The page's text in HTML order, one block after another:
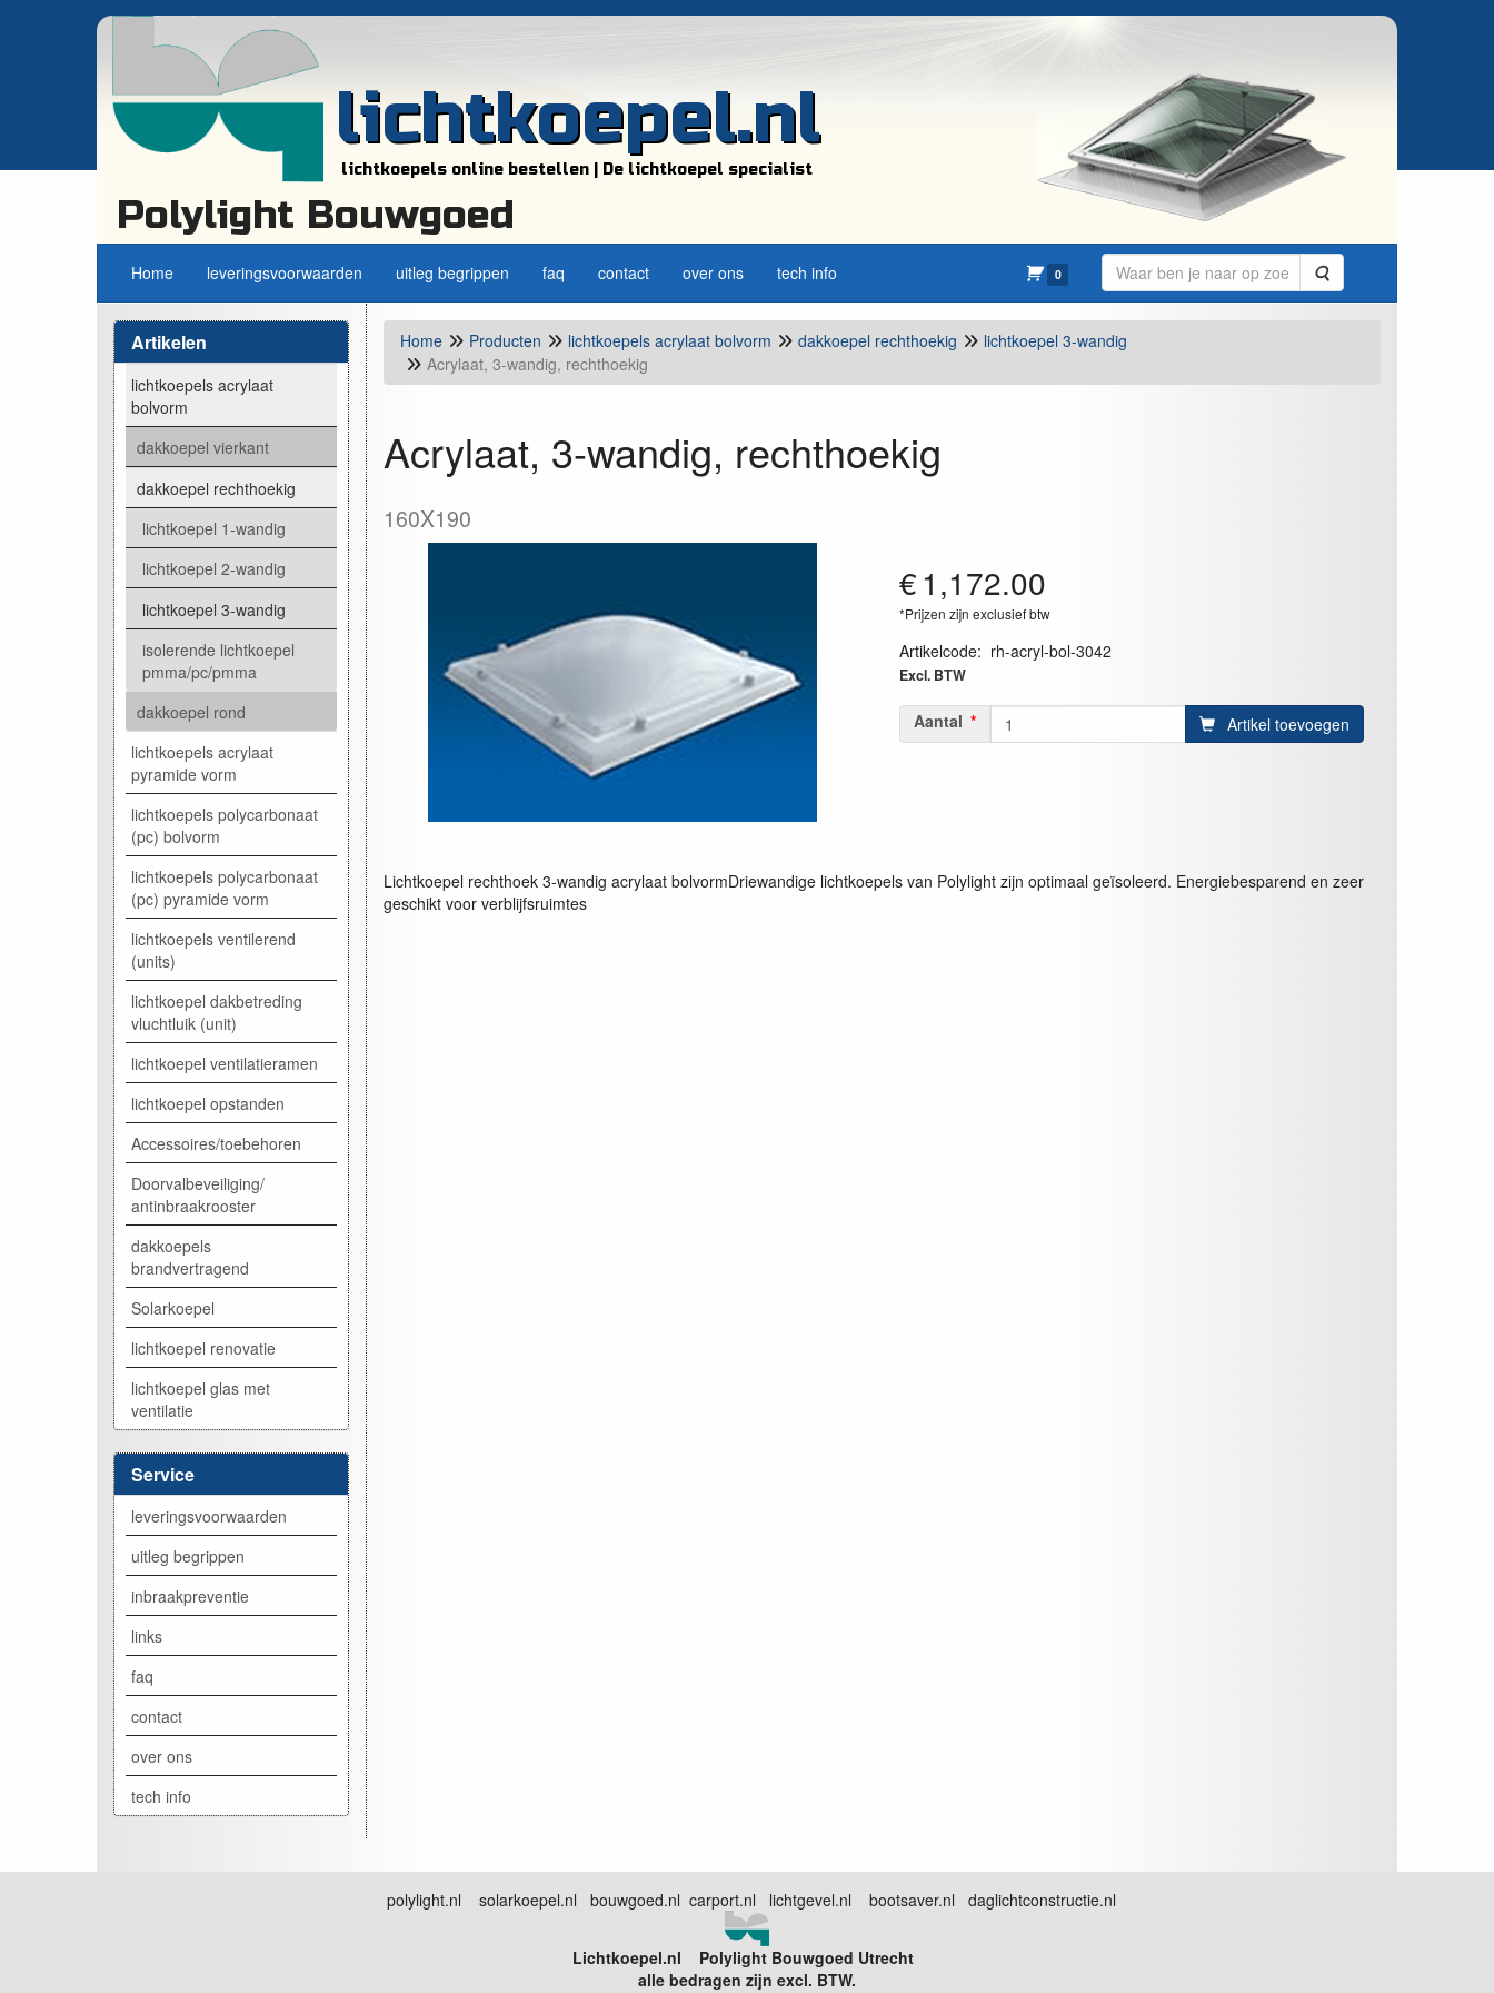
lichtkoepel.nl
lichtkoepels online bestellen | De lichtkoepel specialist
Polylight Bouwgoed
Home leveringsvoorwaarden uitleg begrippen faq contact over ons tech info 0 Zoeken
Artikelen
lichtkoepels acrylaat
bolvorm
dakkoepel vierkant
dakkoepel rechthoekig
lichtkoepel 1-wandig
lichtkoepel 2-wandig
lichtkoepel 3-wandig
isolerende lichtkoepel
pmma/pc/pmma
dakkoepel rond
lichtkoepels acrylaat
pyramide vorm
lichtkoepels polycarbonaat
(pc) bolvorm
lichtkoepels polycarbonaat
(pc) pyramide vorm
lichtkoepels ventilerend
(units)
lichtkoepel dakbetreding
vluchtluik (unit)
lichtkoepel ventilatieramen
lichtkoepel opstanden
Accessoires/toebehoren
Doorvalbeveiliging/
antinbraakrooster
dakkoepels
brandvertragend
Solarkoepel
lichtkoepel renovatie
lichtkoepel glas met
ventilatie
Service
leveringsvoorwaarden
uitleg begrippen
inbraakpreventie
links
faq
contact
over ons
tech info
Home Producten lichtkoepels acrylaat bolvorm dakkoepel rechthoekig
lichtkoepel 3-wandig
Acrylaat, 3-wandig, rechthoekig
Acrylaat, 3-wandig, rechthoekig
160X190
€1,172.00
*Prijzen zijn exclusief btw
Artikelcode: rh-acryl-bol-3042
Excl. BTW
Aantal Artikel toevoegen
Lichtkoepel rechthoek 3-wandig acrylaat bolvormDriewandige lichtkoepels van Polylight zijn optimaal geïsoleerd. Energiebesparend en zeer
geschikt voor verblijfsruimtes
polylight.nl solarkoepel.nl bouwgoed.nl carport.nl lichtgevel.nl bootsaver.nl daglichtconstructie.nl
Lichtkoepel.nl Polylight Bouwgoed Utrecht
alle bedragen zijn excl. BTW.